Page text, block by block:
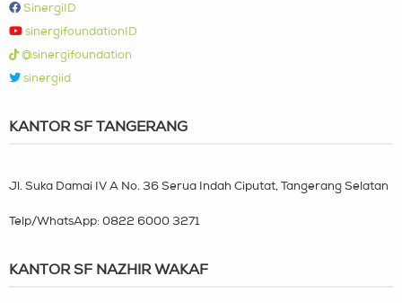
SinergiID
sinergifoundationID
@sinergifoundation
sinergiid
KANTOR SF TANGERANG
Jl. Suka Damai IV A No. 36 Serua Indah Ciputat, Tangerang Selatan
Telp/WhatsApp: 0822 6000 3271
KANTOR SF NAZHIR WAKAF